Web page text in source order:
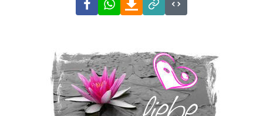
Link
Code